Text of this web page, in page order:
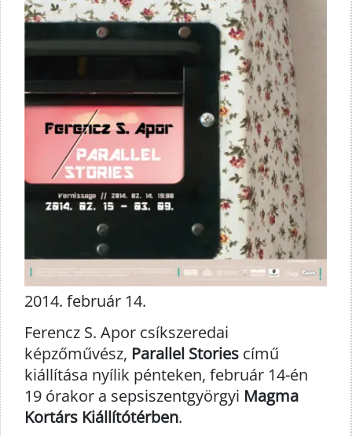
2014. február 14.
Ferencz S. Apor csíkszeredai
képzőművész, Parallel Stories című
kiállítása nyílik pénteken, február 14-én
19 órakor a sepsiszentgyörgyi Magma
Kortárs Kiállítótérben.